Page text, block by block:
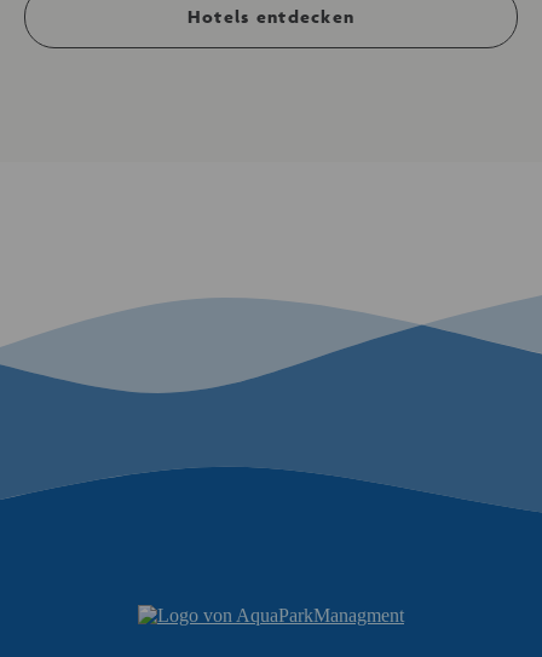
Hotels entdecken
Hinweis: Peet basiert auf künstlicher Intelligenz und kann Fehler machen.